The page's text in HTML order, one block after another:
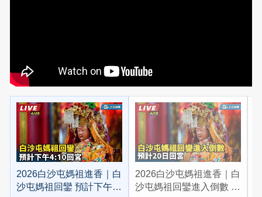
2026白沙屯媽祖進香｜白
沙屯媽祖回鑾 預計下午
2026白沙屯媽祖進香｜白
沙屯媽祖回鑾進入倒數 預